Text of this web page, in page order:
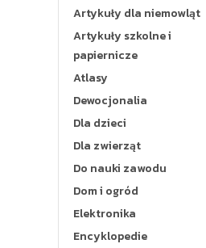
Artykuły dla niemowląt
Artykuły szkolne i
papiernicze
Atlasy
Dewocjonalia
Dla dzieci
Dla zwierząt
Do nauki zawodu
Dom i ogród
Elektronika
Encyklopedie